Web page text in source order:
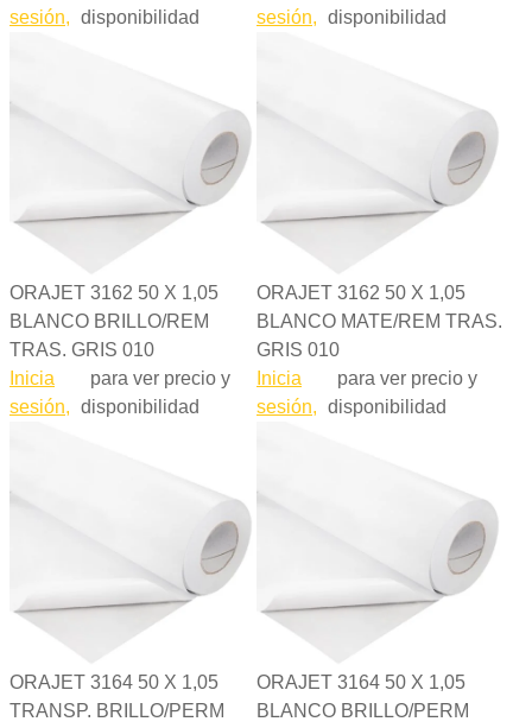
sesión, disponibilidad
sesión, disponibilidad
ORAJET 3162 50 X 1,05
BLANCO BRILLO/REM
TRAS. GRIS 010
Inicia
sesión,
para ver precio y
disponibilidad
ORAJET 3162 50 X 1,05
BLANCO MATE/REM TRAS.
GRIS 010
Inicia
sesión,
para ver precio y
disponibilidad
ORAJET 3164 50 X 1,05
TRANSP. BRILLO/PERM
ORAJET 3164 50 X 1,05
BLANCO BRILLO/PERM